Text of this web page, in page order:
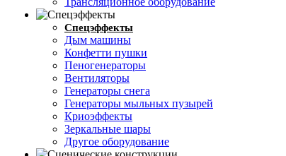
Спецэффекты
Дым машины
Конфетти пушки
Пеногенераторы
Вентиляторы
Генераторы снега
Генераторы мыльных пузырей
Криоэффекты
Зеркальные шары
Другое оборудование